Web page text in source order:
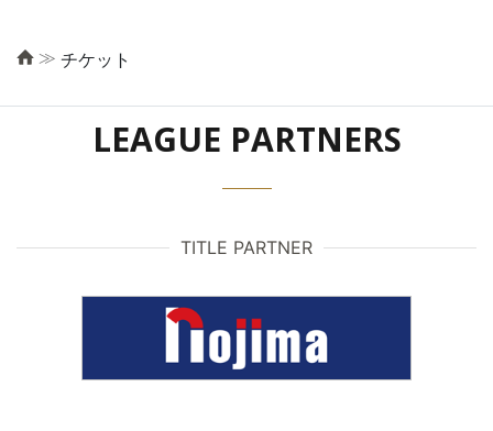
≫ チケット
LEAGUE PARTNERS
TITLE PARTNER